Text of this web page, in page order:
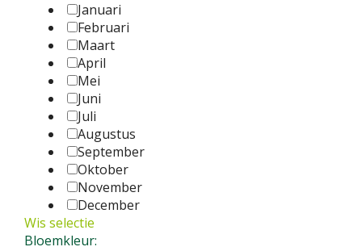
Januari
Februari
Maart
April
Mei
Juni
Juli
Augustus
September
Oktober
November
December
Wis selectie
Bloemkleur: